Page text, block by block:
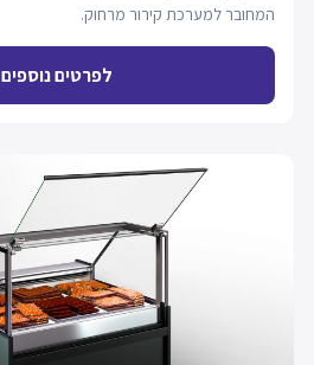
המחובר למערכת קירור מרחוק.
לפרטים נוספים